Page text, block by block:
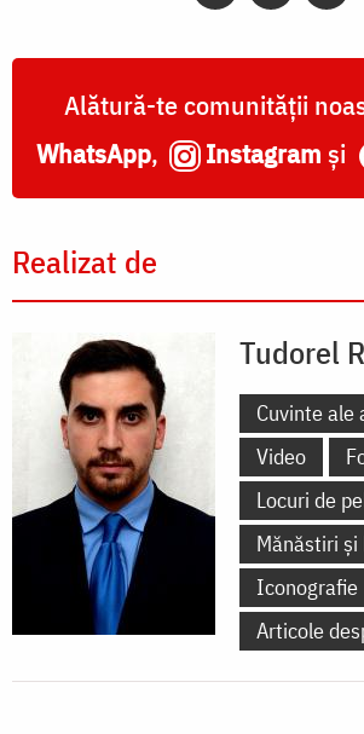
Alătură-te comunității
WhatsApp, Instagram și
Realizat de
Tudorel
Cuvinte ale
Video
Locuri de
Mănăstiri și
Iconografie
Articole